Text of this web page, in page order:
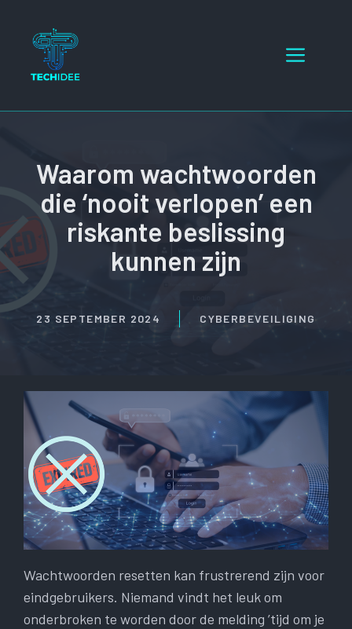
inhoud
Menu
Waarom wachtwoorden
die ‘nooit verlopen’ een
riskante beslissing
kunnen zijn
23 SEPTEMBER 2024 CYBERBEVEILIGING
Wachtwoorden resetten kan frustrerend zijn voor
eindgebruikers. Niemand vindt het leuk om
onderbroken te worden door de melding ’tijd om je